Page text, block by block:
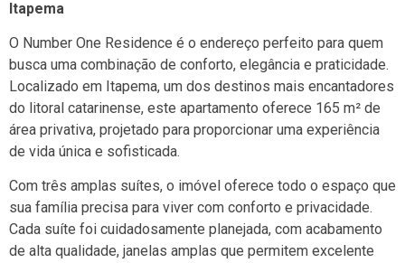
Itapema
O Number One Residence é o endereço perfeito para quem
busca uma combinação de conforto, elegância e praticidade.
Localizado em Itapema, um dos destinos mais encantadores
do litoral catarinense, este apartamento oferece 165 m² de
área privativa, projetado para proporcionar uma experiência
de vida única e sofisticada.
Com três amplas suítes, o imóvel oferece todo o espaço que
sua família precisa para viver com conforto e privacidade.
Cada suíte foi cuidadosamente planejada, com acabamento
de alta qualidade, janelas amplas que permitem excelente